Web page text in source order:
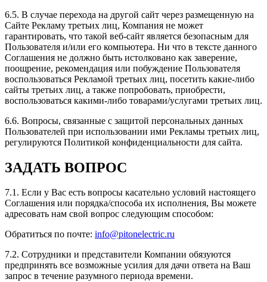
6.5. В случае перехода на другой сайт через размещенную на
Сайте Рекламу третьих лиц, Компания не может
гарантировать, что такой веб-сайт является безопасным для
Пользователя и/или его компьютера. Ни что в тексте данного
Соглашения не должно быть истолковано как заверение,
поощрение, рекомендация или побуждение Пользователя
воспользоваться Рекламой третьих лиц, посетить какие-либо
сайты третьих лиц, а также попробовать, приобрести,
воспользоваться какими-либо товарами/услугами третьих лиц.
6.6. Вопросы, связанные с защитой персональных данных
Пользователей при использовании ими Рекламы третьих лиц,
регулируются Политикой конфиденциальности для сайта.
ЗАДАТЬ ВОПРОС
7.1. Если у Вас есть вопросы касательно условий настоящего
Соглашения или порядка/способа их исполнения, Вы можете
адресовать нам свой вопрос следующим способом:
Обратиться по почте: info@pitonelectric.ru
7.2. Сотрудники и представители Компании обязуются
предпринять все возможные усилия для дачи ответа на Ваш
запрос в течение разумного периода времени.